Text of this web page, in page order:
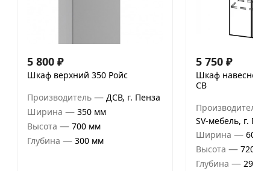
5 800 ₽
Шкаф верхний 350 Ройс
Производитель — ДСВ, г. Пенза
Ширина — 350 мм
Высота — 700 мм
Глубина — 300 мм
5 750 ₽
Шкаф навесной
СВ
Производитель
SV-мебель, г.
Ширина — 600
Высота — 720 мм
Глубина — 296